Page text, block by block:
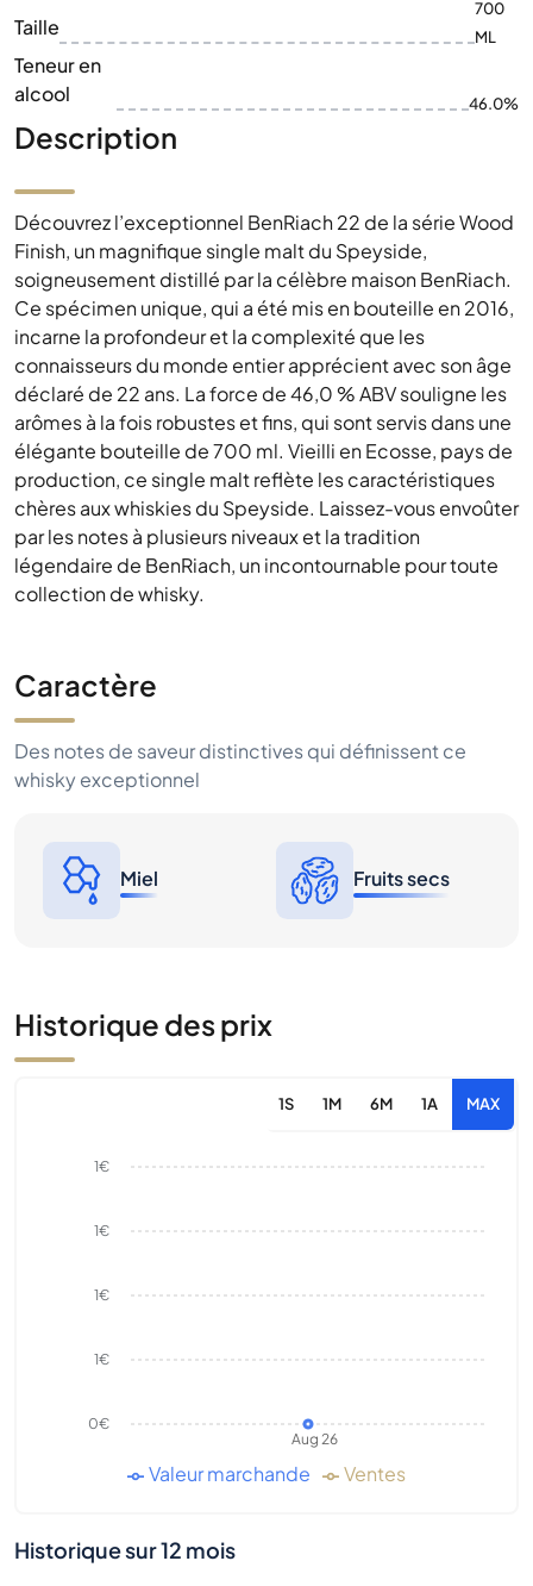
Taille
700
ML
Teneur en
alcool
46.0%
Description
Découvrez l’exceptionnel BenRiach 22 de la série Wood
Finish, un magnifique single malt du Speyside,
soigneusement distillé par la célèbre maison BenRiach.
Ce spécimen unique, qui a été mis en bouteille en 2016,
incarne la profondeur et la complexité que les
connaisseurs du monde entier apprécient avec son âge
déclaré de 22 ans. La force de 46,0 % ABV souligne les
arômes à la fois robustes et fins, qui sont servis dans une
élégante bouteille de 700 ml. Vieilli en Ecosse, pays de
production, ce single malt reflète les caractéristiques
chères aux whiskies du Speyside. Laissez-vous envoûter
par les notes à plusieurs niveaux et la tradition
légendaire de BenRiach, un incontournable pour toute
collection de whisky.
Caractère
Des notes de saveur distinctives qui définissent ce
whisky exceptionnel
Miel Fruits secs
Historique des prix
1S 1M 6M 1A MAX
Aug 26
0€
1€
1€
1€
1€
Valeur marchande Ventes
Historique sur 12 mois